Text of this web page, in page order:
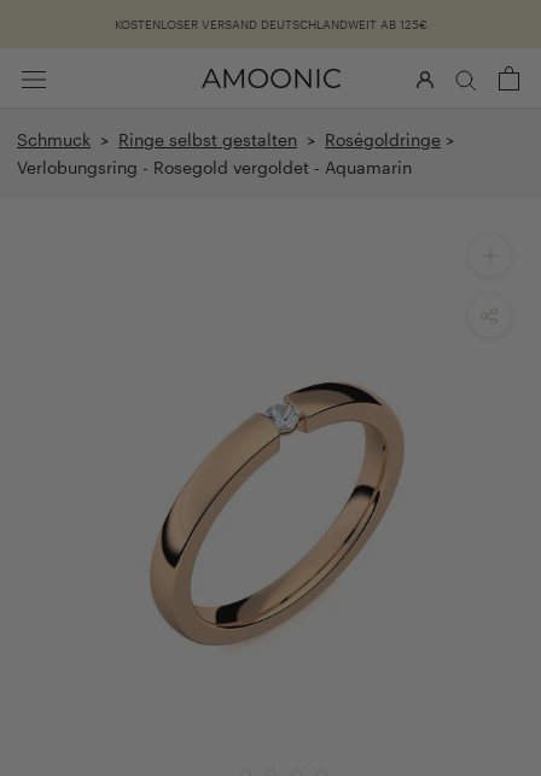
KOSTENLOSER VERSAND DEUTSCHLANDWEIT AB 125€
Schmuck > Ringe selbst gestalten > Roségoldringe >
Verlobungsring - Rosegold vergoldet - Aquamarin